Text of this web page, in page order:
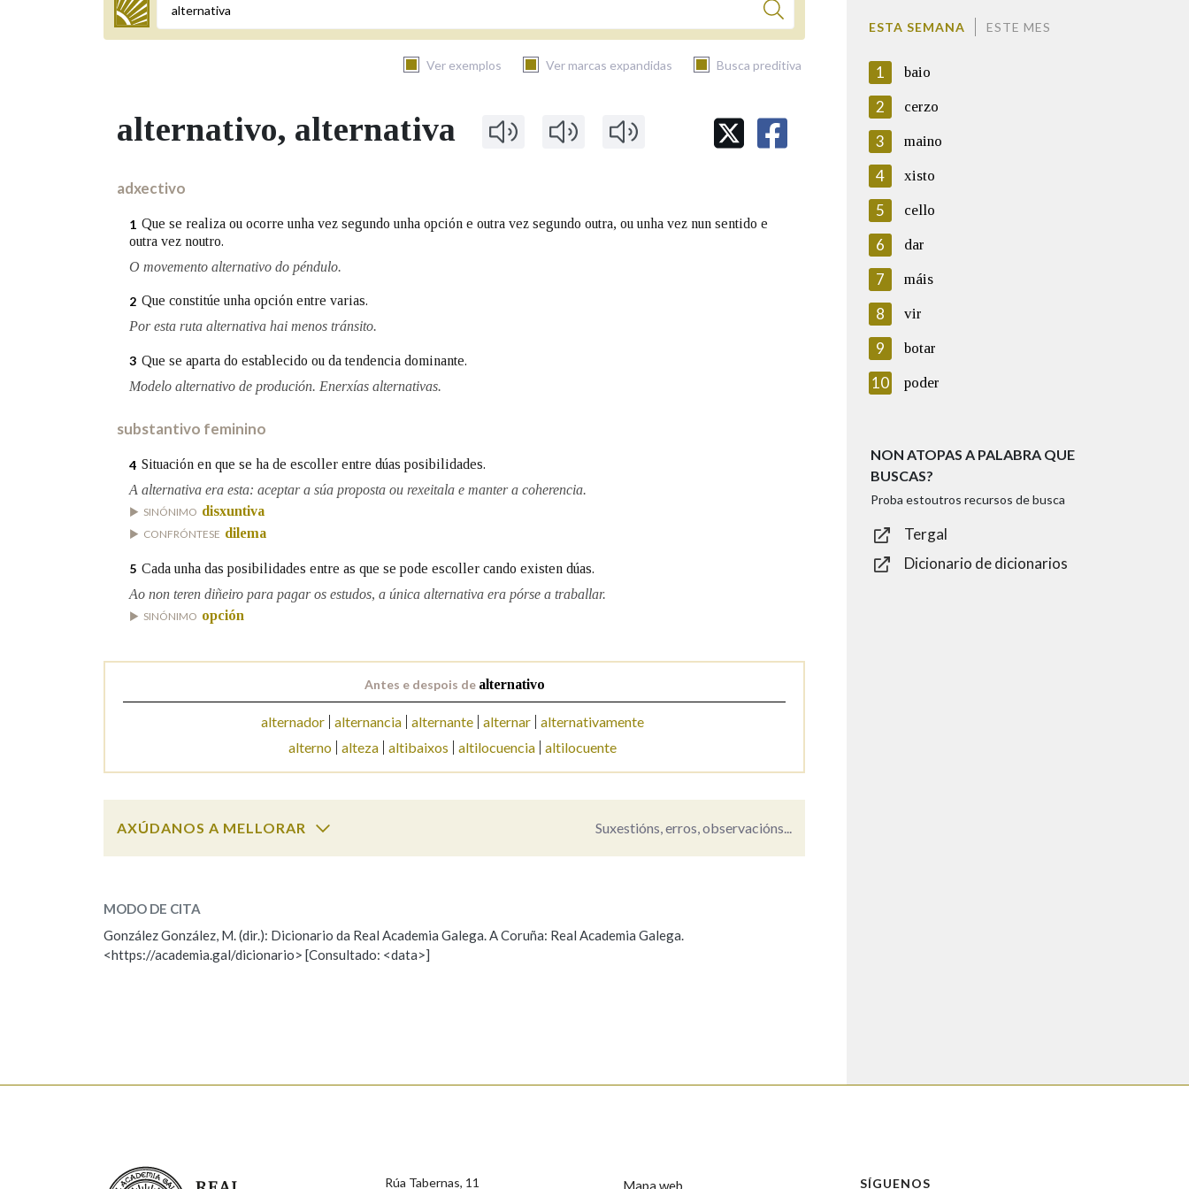
Termo a buscar
Ver exemplos Ver marcas expandidas Busca preditiva
BUSCAR NOS LEMAS
Remata por
Contén
BUSCAR NO CONTIDO
OUTRAS OPCIÓNS DE BUSCA
Marcas gramaticais
alternativo, alternativa
adxectivo
1 Que se realiza ou ocorre unha vez segundo unha opción e outra vez segundo outra, ou unha vez nun sentido e
outra vez noutro.
O movemento alternativo do péndulo.
2 Que constitúe unha opción entre varias.
Por esta ruta alternativa hai menos tránsito.
3 Que se aparta do establecido ou da tendencia dominante.
Modelo alternativo de produción. Enerxías alternativas.
substantivo feminino
4 Situación en que se ha de escoller entre dúas posibilidades.
A alternativa era esta: aceptar a súa proposta ou rexeitala e manter a coherencia.
SINÓNIMO disxuntiva
CONFRÓNTESE dilema
5 Cada unha das posibilidades entre as que se pode escoller cando existen dúas.
Ao non teren diñeiro para pagar os estudos, a única alternativa era pórse a traballar.
SINÓNIMO opción
Antes e despois de alternativo
alternador alternancia alternante alternar
alternativamente
alterno
alteza altibaixos altilocuencia altilocuente
AXÚDANOS A MELLORAR Suxestións, erros, observacións...
ESCOLLE UNHA OPCIÓN:
Observación Hai un erro na palabra Propoño mellorar a definición
MODO DE CITA
González González, M. (dir.): Dicionario da Real Academia Galega. A Coruña: Real Academia Galega.
<https://academia.gal/dicionario> [Consultado: <data>]
ESTA SEMANA ESTE MES
1 baio
2 cerzo
3 maino
4 xisto
5 cello
6 dar
7 máis
8 vir
9 botar
10 poder
NON ATOPAS A PALABRA QUE
BUSCAS?
Proba estoutros recursos de busca
Tergal
Dicionario de dicionarios
Real Academia Galega
Rúa Tabernas, 11 Mapa web SÍGUENOS